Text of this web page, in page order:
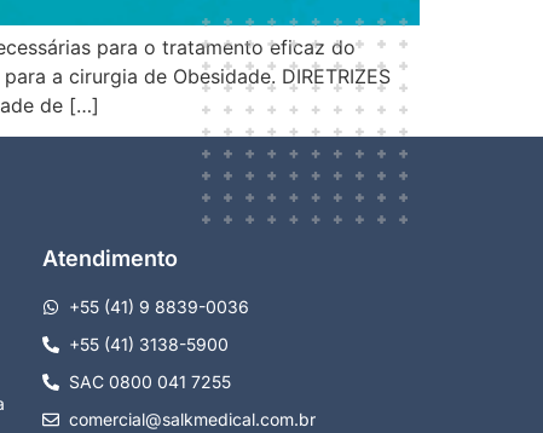
para o tratamento eficaz do
a cirurgia de Obesidade. DIRETRIZES
de […]
Atendimento
+55 (41) 9 8839-0036
+55 (41) 3138-5900
SAC 0800 041 7255
comercial@salkmedical.com.br